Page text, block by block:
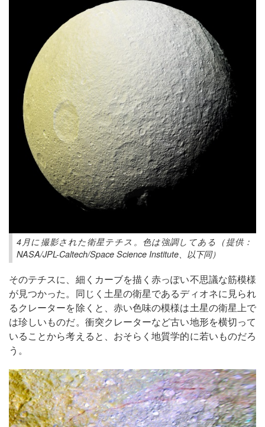
4月に撮影された衛星テチス。色は強調してある（提供：
NASA/JPL-Caltech/Space Science Institute、以下同）
そのテチスに、細くカーブを描く赤っぽい不思議な筋模様
が見つかった。同じく土星の衛星であるディオネに見られ
るクレーターを除くと、赤い色味の模様は土星の衛星上で
は珍しいものだ。衝突クレーターなど古い地形を横切って
いることから考えると、おそらく地質学的に若いものだろ
う。